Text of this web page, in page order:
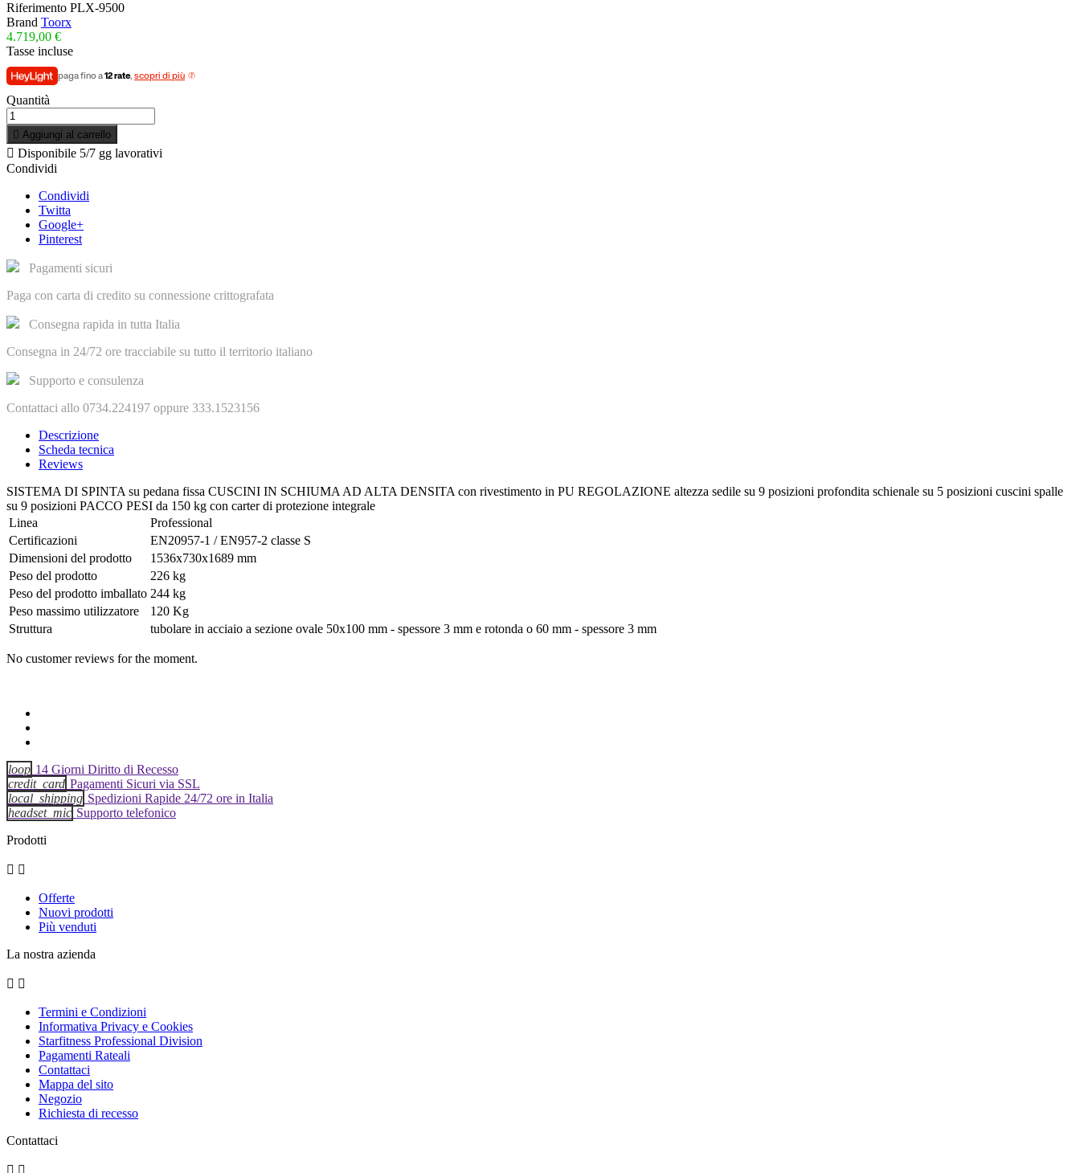
Riferimento PLX-9500
Brand Toorx
4.719,00 €
Tasse incluse
paga fino a12 rate, scopri di più
Quantità
 Aggiungi al carrello
 Disponibile 5/7 gg lavorativi
Condividi
Condividi
Twitta
Google+
Pinterest
Pagamenti sicuri
Paga con carta di credito su connessione crittografata
Consegna rapida in tutta Italia
Consegna in 24/72 ore tracciabile su tutto il territorio italiano
Supporto e consulenza
Contattaci allo 0734.224197 oppure 333.1523156
Descrizione
Scheda tecnica
Reviews
SISTEMA DI SPINTA su pedana fissa CUSCINI IN SCHIUMA AD ALTA DENSITA con rivestimento in PU REGOLAZIONE altezza sedile su 9 posizioni profondita schienale su 5 posizioni cuscini spalle
su 9 posizioni PACCO PESI da 150 kg con carter di protezione integrale
Linea
Professional
Certificazioni
EN20957-1 / EN957-2 classe S
Dimensioni del prodotto
1536x730x1689 mm
Peso del prodotto
226 kg
Peso del prodotto imballato 244 kg
Peso massimo utilizzatore
120 Kg
Struttura
tubolare in acciaio a sezione ovale 50x100 mm - spessore 3 mm e rotonda o 60 mm - spessore 3 mm
No customer reviews for the moment.
loop 14 Giorni Diritto di Recesso
credit_card Pagamenti Sicuri via SSL
local_shipping Spedizioni Rapide 24/72 ore in Italia
headset_mic Supporto telefonico
Prodotti
 
Offerte
Nuovi prodotti
Più venduti
La nostra azienda
 
Termini e Condizioni
Informativa Privacy e Cookies
Starfitness Professional Division
Pagamenti Rateali
Contattaci
Mappa del sito
Negozio
Richiesta di recesso
Contattaci